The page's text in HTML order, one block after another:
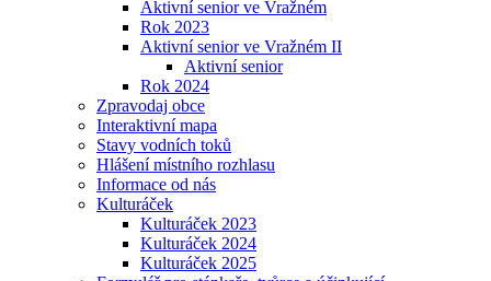
Aktivní senior ve Vražném
Rok 2023
Aktivní senior ve Vražném II
Aktivní senior
Rok 2024
Zpravodaj obce
Interaktivní mapa
Stavy vodních toků
Hlášení místního rozhlasu
Informace od nás
Kulturáček
Kulturáček 2023
Kulturáček 2024
Kulturáček 2025